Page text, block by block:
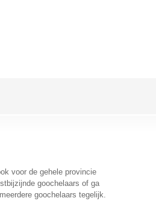
voor de gehele provincie
goochelaars of ga
goochelaars tegelijk.